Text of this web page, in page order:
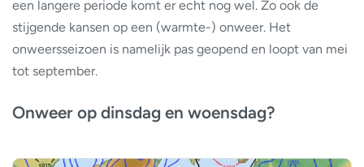
een langere periode komt er echt nog wel. Zo ook de
stijgende kansen op een (warmte-) onweer. Het
onweersseizoen is namelijk pas geopend en loopt van mei
tot september.
Onweer op dinsdag en woensdag?